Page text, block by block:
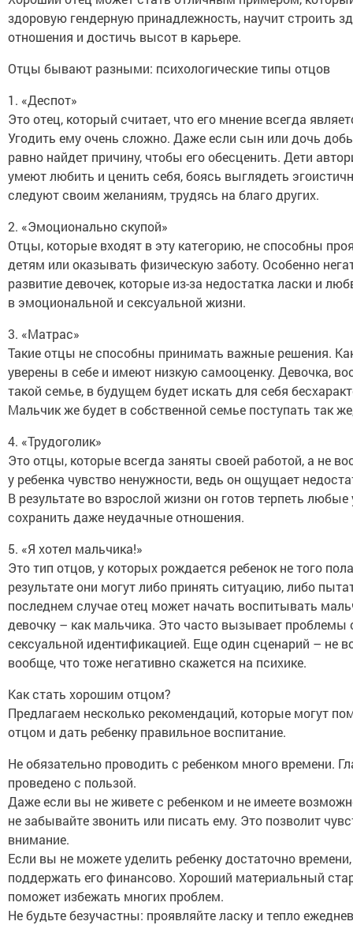
здоровую гендерную принадлежность, научит строить
отношения и достичь высот в карьере.
Отцы бывают разными: психологические типы отцов
1. «Деспот»
Это отец, который считает, что его мнение всегда
Угодить ему очень сложно. Даже если сын или дочь
равно найдет причину, чтобы его обесценить. Дети
умеют любить и ценить себя, боясь выглядеть
следуют своим желаниям, трудясь на благо других.
2. «Эмоционально скупой»
Отцы, которые входят в эту категорию, не способны
детям или оказывать физическую заботу. Особенно
развитие девочек, которые из-за недостатка ласки и
в эмоциональной и сексуальной жизни.
3. «Матрас»
Такие отцы не способны принимать важные решения.
уверены в себе и имеют низкую самооценку. Девочка,
такой семье, в будущем будет искать для себя
Мальчик же будет в собственной семье поступать так
4. «Трудоголик»
Это отцы, которые всегда заняты своей работой, а не
у ребенка чувство ненужности, ведь он ощущает
В результате во взрослой жизни он готов терпеть
сохранить даже неудачные отношения.
5. «Я хотел мальчика!»
Это тип отцов, у которых рождается ребенок не того
результате они могут либо принять ситуацию, либо
последнем случае отец может начать воспитывать
девочку – как мальчика. Это часто вызывает проблемы
сексуальной идентификацией. Еще один сценарий – не
вообще, что тоже негативно скажется на психике.
Как стать хорошим отцом?
Предлагаем несколько рекомендаций, которые могут
отцом и дать ребенку правильное воспитание.
Не обязательно проводить с ребенком много времени.
проведено с пользой.
Даже если вы не живете с ребенком и не имеете
не забывайте звонить или писать ему. Это позволит
внимание.
Если вы не можете уделить ребенку достаточно
поддержать его финансово. Хороший материальный
поможет избежать многих проблем.
Не будьте безучастны: проявляйте ласку и тепло